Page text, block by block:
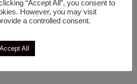
Ρολάκια Microstar
“Accept All”, you consent to
However, you may visit
a controlled consent.
Accept All